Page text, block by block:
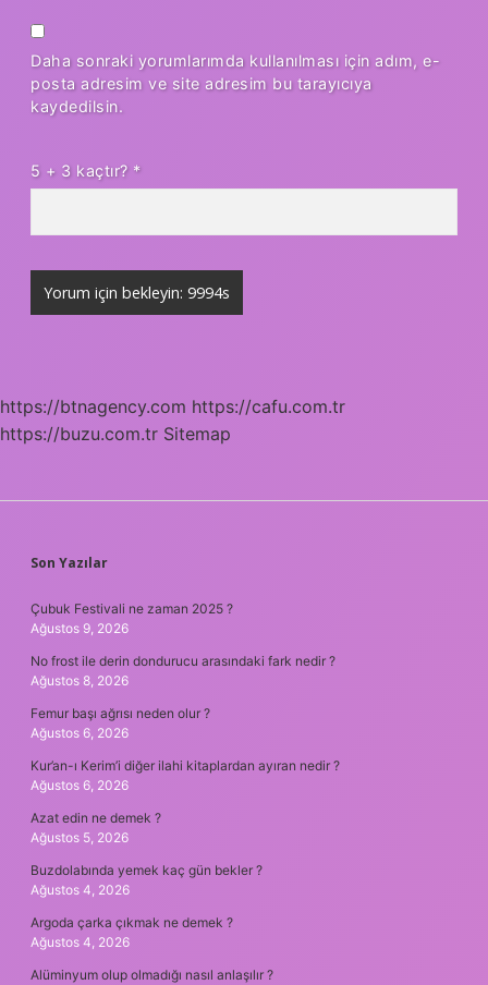
Daha sonraki yorumlarımda kullanılması için adım, e-
posta adresim ve site adresim bu tarayıcıya
kaydedilsin.
5 + 3 kaçtır? *
https://btnagency.com https://cafu.com.tr
https://buzu.com.tr Sitemap
SIDEBAR
Son Yazılar
Çubuk Festivali ne zaman 2025 ?
Ağustos 9, 2026
No frost ile derin dondurucu arasındaki fark nedir ?
Ağustos 8, 2026
Femur başı ağrısı neden olur ?
Ağustos 6, 2026
Kur’an-ı Kerim’i diğer ilahi kitaplardan ayıran nedir ?
Ağustos 6, 2026
Azat edin ne demek ?
Ağustos 5, 2026
Buzdolabında yemek kaç gün bekler ?
Ağustos 4, 2026
Argoda çarka çıkmak ne demek ?
Ağustos 4, 2026
Alüminyum olup olmadığı nasıl anlaşılır ?